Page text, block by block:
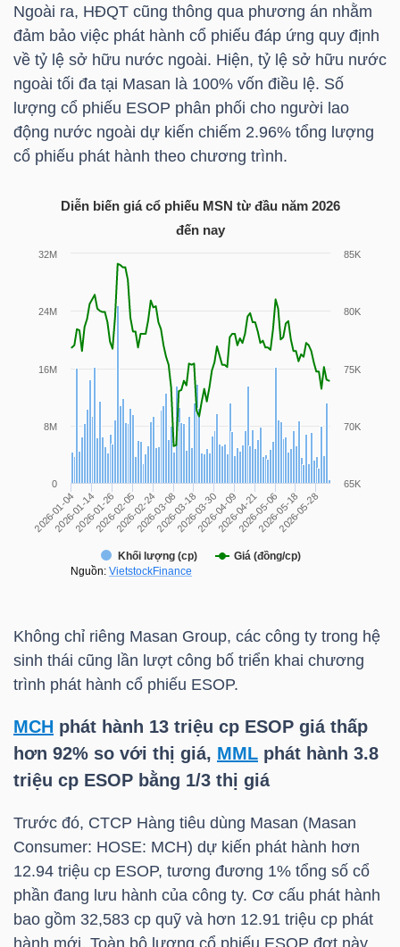
Ngoài ra, HĐQT cũng thông qua phương án nhằm
đảm bảo việc phát hành cổ phiếu đáp ứng quy định
về tỷ lệ sở hữu nước ngoài. Hiện, tỷ lệ sở hữu nước
ngoài tối đa tại Masan là 100% vốn điều lệ. Số
lượng cổ phiếu ESOP phân phối cho người lao
động nước ngoài dự kiến chiếm 2.96% tổng lượng
cổ phiếu phát hành theo chương trình.
Diễn biến giá cổ phiếu MSN từ đầu năm 2026
đến nay
Không chỉ riêng Masan Group, các công ty trong hệ
sinh thái cũng lần lượt công bố triển khai chương
trình phát hành cổ phiếu ESOP.
MCH phát hành 13 triệu cp ESOP giá thấp
hơn 92% so với thị giá, MML phát hành 3.8
triệu cp ESOP bằng 1/3 thị giá
Trước đó, CTCP Hàng tiêu dùng Masan (Masan
Consumer: HOSE: MCH) dự kiến phát hành hơn
12.94 triệu cp ESOP, tương đương 1% tổng số cổ
phần đang lưu hành của công ty. Cơ cấu phát hành
bao gồm 32,583 cp quỹ và hơn 12.91 triệu cp phát
hành mới. Toàn bộ lượng cổ phiếu ESOP đợt này
TÀI
CHÍNH
CÁ
NHÂN
PHÂN
VIETSTOCKFINANCE
VĨ
CỔ
PHIẾU
PHÁI